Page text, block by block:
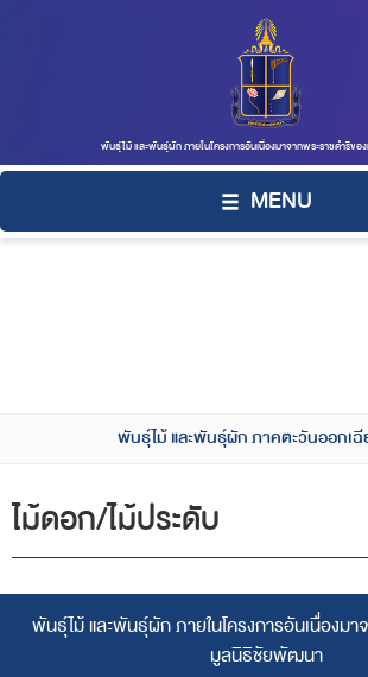
พันธุ์ไม้ และพันธุ์ผัก ภายในโครงการอันเนื่องมาจากพระราชดำริข
MENU
พันธุ์ไม้ และพันธุ์ผัก ภาคตะวันออกเฉี
ไม้ดอก/ไม้ประดับ
พันธุ์ไม้ และพันธุ์ผัก ภายในโครงการอันเนื่องมา
มูลนิธิชัยพัฒนา